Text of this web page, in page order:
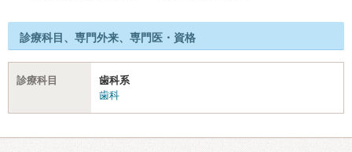
診療科目、専門外来、専門医・資格
診療科目
歯科系
歯科